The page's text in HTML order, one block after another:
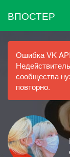
ВПОСТЕР
Ошибка VK
сообщества
повторно.